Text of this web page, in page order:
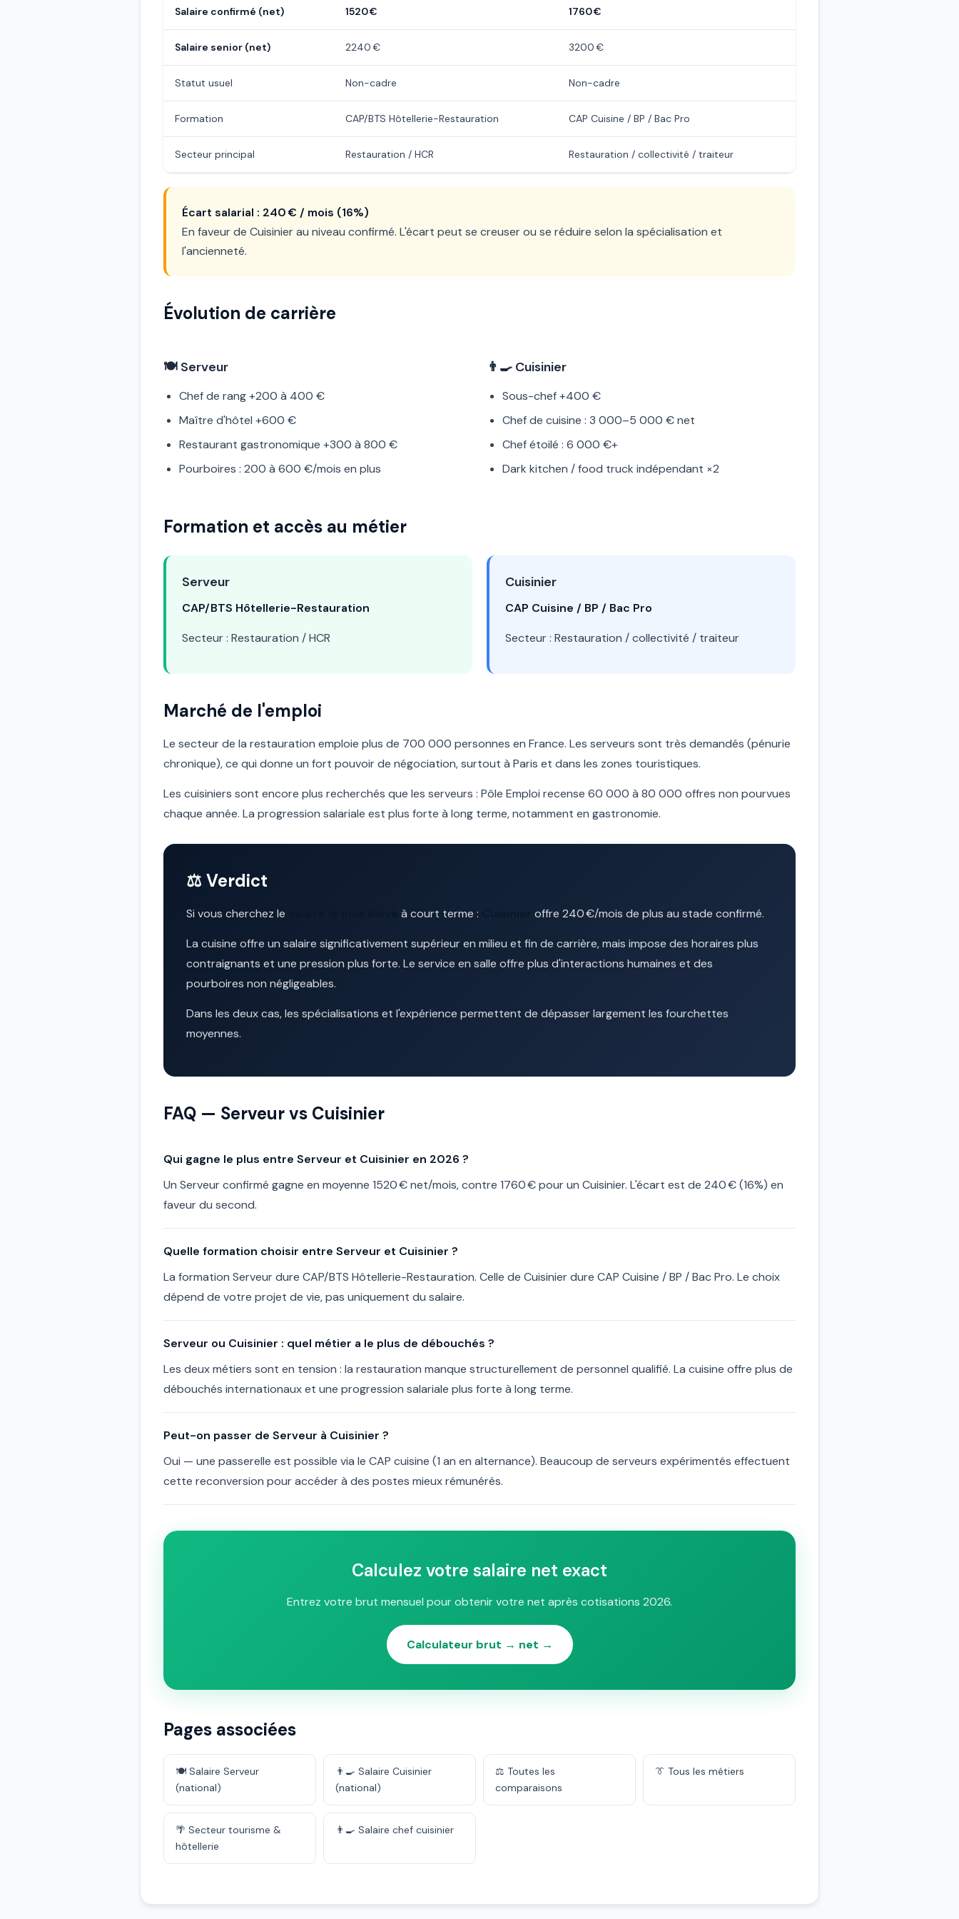
Salaire confirmé (net) 1520 € 1760 €
Salaire senior (net) 2240 € 3200 €
Statut usuel Non-cadre Non-cadre
Formation CAP/BTS Hôtellerie-Restauration CAP Cuisine / BP / Bac Pro
Secteur principal Restauration / HCR Restauration / collectivité / traiteur
Écart salarial : 240 € / mois (16%)
En faveur de Cuisinier au niveau confirmé. L'écart peut se creuser ou se réduire selon la spécialisation et
l'ancienneté.
Évolution de carrière
🍽️ Serveur
Chef de rang +200 à 400 €
Maître d'hôtel +600 €
Restaurant gastronomique +300 à 800 €
Pourboires : 200 à 600 €/mois en plus
👨‍🍳 Cuisinier
Sous-chef +400 €
Chef de cuisine : 3 000–5 000 € net
Chef étoilé : 6 000 €+
Dark kitchen / food truck indépendant ×2
Formation et accès au métier
Serveur
CAP/BTS Hôtellerie-Restauration
Secteur : Restauration / HCR
Cuisinier
CAP Cuisine / BP / Bac Pro
Secteur : Restauration / collectivité / traiteur
Marché de l'emploi
Le secteur de la restauration emploie plus de 700 000 personnes en France. Les serveurs sont très demandés (pénurie
chronique), ce qui donne un fort pouvoir de négociation, surtout à Paris et dans les zones touristiques.
Les cuisiniers sont encore plus recherchés que les serveurs : Pôle Emploi recense 60 000 à 80 000 offres non pourvues
chaque année. La progression salariale est plus forte à long terme, notamment en gastronomie.
⚖️ Verdict
Si vous cherchez le à court terme :
offre 240 €/mois de plus au stade confirmé.
La cuisine offre un salaire significativement supérieur en milieu et fin de carrière, mais impose des horaires plus
contraignants et une pression plus forte. Le service en salle offre plus d'interactions humaines et des
pourboires non négligeables.
Dans les deux cas, les spécialisations et l'expérience permettent de dépasser largement les fourchettes
moyennes.
FAQ — Serveur vs Cuisinier
Qui gagne le plus entre Serveur et Cuisinier en 2026 ?
Un Serveur confirmé gagne en moyenne 1520 € net/mois, contre 1760 € pour un Cuisinier. L'écart est de 240 € (16%) en
faveur du second.
Quelle formation choisir entre Serveur et Cuisinier ?
La formation Serveur dure CAP/BTS Hôtellerie-Restauration. Celle de Cuisinier dure CAP Cuisine / BP / Bac Pro. Le choix
dépend de votre projet de vie, pas uniquement du salaire.
Serveur ou Cuisinier : quel métier a le plus de débouchés ?
Les deux métiers sont en tension : la restauration manque structurellement de personnel qualifié. La cuisine offre plus de
débouchés internationaux et une progression salariale plus forte à long terme.
Peut-on passer de Serveur à Cuisinier ?
Oui — une passerelle est possible via le CAP cuisine (1 an en alternance). Beaucoup de serveurs expérimentés effectuent
cette reconversion pour accéder à des postes mieux rémunérés.
Calculez votre salaire net exact
Entrez votre brut mensuel pour obtenir votre net après cotisations 2026.
Calculateur brut → net →
Pages associées
🍽️ Salaire Serveur
(national)
👨‍🍳 Salaire Cuisinier
(national)
⚖️ Toutes les
comparaisons
👔 Tous les métiers
🌴 Secteur tourisme &
hôtellerie
👨‍🍳 Salaire chef cuisinier